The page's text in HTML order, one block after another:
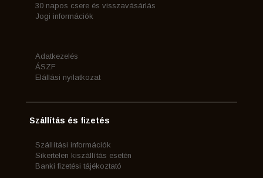
30 napos csere és visszavásárlás
Jogi információk
Adatkezelés
ÁSZF
Elállási nyilatkozat
Szállítás és fizetés
Szállítási információk
Sikertelen kiszállítás esetén
Banki fizetési tájékoztató